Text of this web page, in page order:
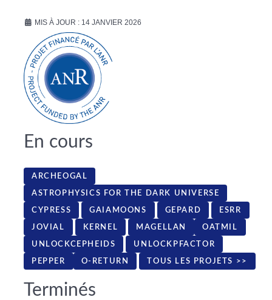
MIS À JOUR : 14 JANVIER 2026
En cours
ARCHEOGAL
ASTROPHYSICS FOR THE DARK UNIVERSE
CYPRESS GAIAMOONS GEPARD ESRR
JOVIAL KERNEL MAGELLAN OATMIL
UNLOCKCEPHEIDS UNLOCKPFACTOR
PEPPER O-RETURN TOUS LES PROJETS >>
Terminés